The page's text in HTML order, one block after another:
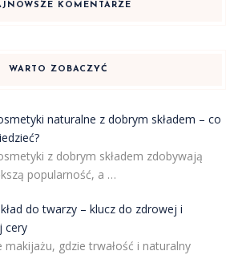
KOMENTARZE
WARTO ZOBACZYĆ
naturalne z dobrym składem – co
z dobrym składem zdobywają
popularność, a …
do twarzy – klucz do zdrowej i
cery
makijażu, gdzie trwałość i naturalny